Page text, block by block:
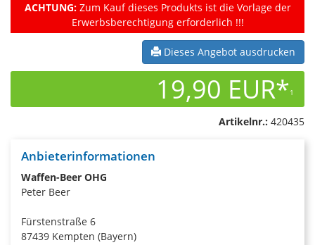
ACHTUNG:Zum Kauf dieses Produkts ist die Vorlage der
Erwerbsberechtigung erforderlich !!!
Dieses Angebot ausdrucken
19,90 EUR*1
Artikelnr.: 420435
Anbieterinformationen
Waffen-Beer OHG
Peter Beer
Fürstenstraße 6
87439 Kempten (Bayern)